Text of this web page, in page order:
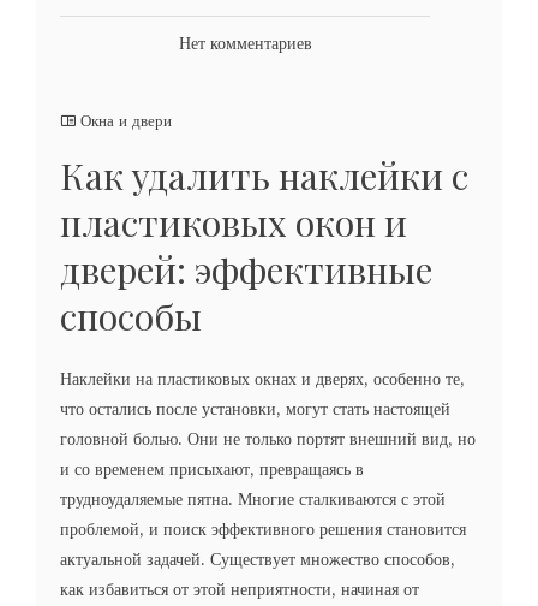
Нет комментариев
Окна и двери
Как удалить наклейки с
пластиковых окон и
дверей: эффективные
способы
Наклейки на пластиковых окнах и дверях, особенно те,
что остались после установки, могут стать настоящей
головной болью. Они не только портят внешний вид, но
и со временем присыхают, превращаясь в
трудноудаляемые пятна. Многие сталкиваются с этой
проблемой, и поиск эффективного решения становится
актуальной задачей. Существует множество способов,
как избавиться от этой неприятности, начиная от